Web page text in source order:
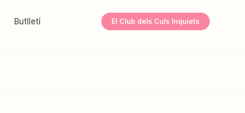
Butlletí El Club dels Culs Inquiets